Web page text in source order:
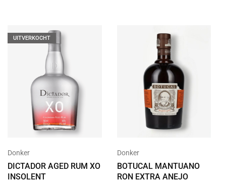
UITVERKOCHT
Donker
DICTADOR AGED RUM XO
INSOLENT
Donker
BOTUCAL MANTUANO
RON EXTRA ANEJO